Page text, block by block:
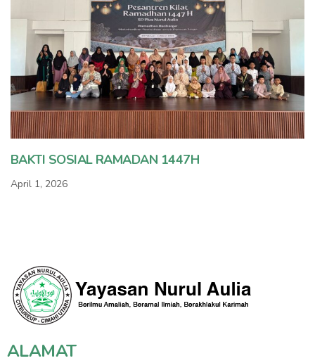
BAKTI SOSIAL RAMADAN 1447H
April 1, 2026
ALAMAT